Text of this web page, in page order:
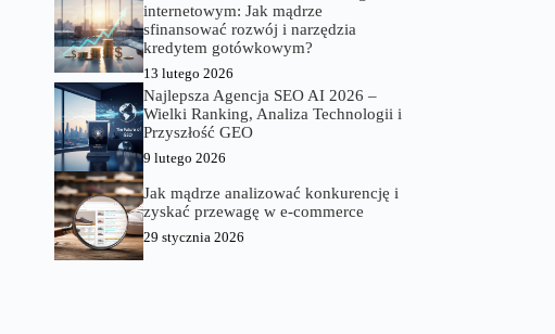
internetowym: Jak mądrze
sfinansować rozwój i narzędzia
kredytem gotówkowym?
13 lutego 2026
Najlepsza Agencja SEO AI 2026 –
Wielki Ranking, Analiza Technologii i
Przyszłość GEO
9 lutego 2026
Jak mądrze analizować konkurencję i
zyskać przewagę w e‑commerce
29 stycznia 2026